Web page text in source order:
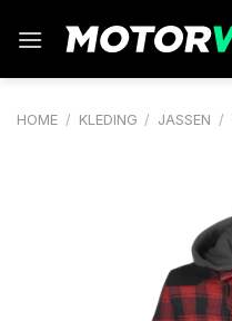
naar
HOME / KLEDING / JASSEN /